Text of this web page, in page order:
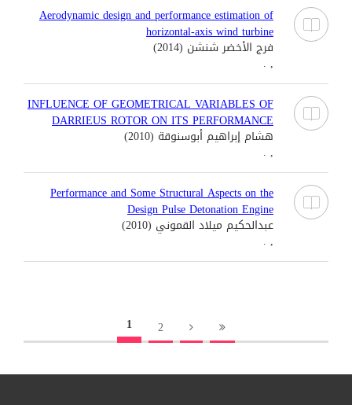
Aerodynamic design and performance estimation of
horizontal-axis wind turbine
فرج الأخضر شنشن (2014)
, .
INFLUENCE OF GEOMETRICAL VARIABLES OF
DARRIEUS ROTOR ON ITS PERFORMANCE
هشام إبراهيم أبوسنوقة (2010)
, .
Performance and Some Structural Aspects on the
Design Pulse Detonation Engine
عبدالحكيم ميلاد القموني (2010)
, .
1 2